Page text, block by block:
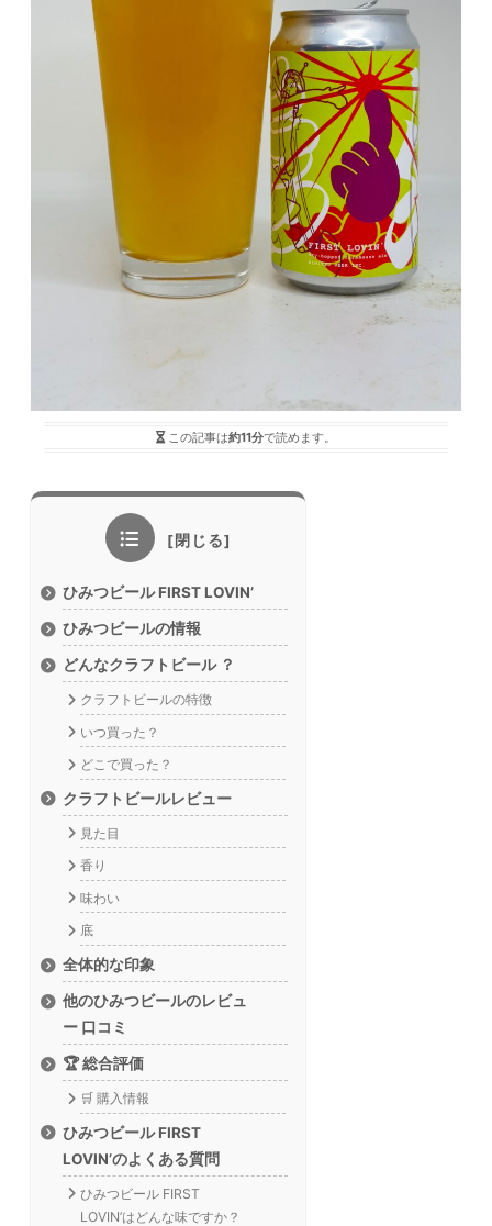
この記事は約11分で読めます。
ひみつビール FIRST LOVIN’
ひみつビールの情報
どんなクラフトビール ？
クラフトビールの特徴
いつ買った？
どこで買った？
クラフトビールレビュー
見た目
香り
味わい
底
全体的な印象
他のひみつビールのレビュ
ー 口コミ
🏆 総合評価
🛒 購入情報
ひみつビール FIRST
LOVIN’のよくある質問
ひみつビール FIRST
LOVIN’はどんな味ですか？